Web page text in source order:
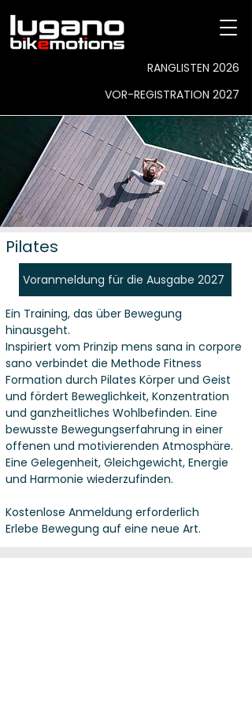
RANGLISTEN 2026
VOR-REGISTRATION 2027
Pilates
Voranmeldung für die Ausgabe 2027
Ein Training, das über Bewegung
hinausgeht.
Inspiriert vom Prinzip mens sana in corpore
sano verbindet die Methode Fitness
Formation durch Pilates Körper und Geist
und fördert Beweglichkeit, Konzentration
und ganzheitliches Wohlbefinden. Eine
bewusste Bewegungserfahrung in einer
offenen und motivierenden Atmosphäre.
Eine Gelegenheit, Gleichgewicht, Energie
und Harmonie wiederzufinden.
Kostenlose Anmeldung erforderlich
Erlebe Bewegung auf eine neue Art.